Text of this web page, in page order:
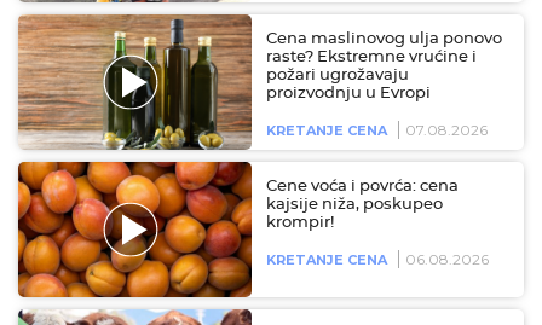
Cena maslinovog ulja ponovo
raste? Ekstremne vrućine i
požari ugrožavaju
proizvodnju u Evropi
KRETANJE CENA 07.08.2026
Cene voća i povrća: cena
kajsije niža, poskupeo
krompir!
KRETANJE CENA 06.08.2026